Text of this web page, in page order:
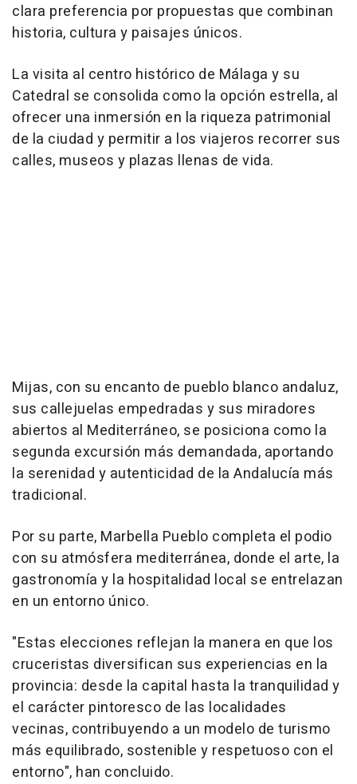
clara preferencia por propuestas que combinan
historia, cultura y paisajes únicos.
La visita al centro histórico de Málaga y su
Catedral se consolida como la opción estrella, al
ofrecer una inmersión en la riqueza patrimonial
de la ciudad y permitir a los viajeros recorrer sus
calles, museos y plazas llenas de vida.
Mijas, con su encanto de pueblo blanco andaluz,
sus callejuelas empedradas y sus miradores
abiertos al Mediterráneo, se posiciona como la
segunda excursión más demandada, aportando
la serenidad y autenticidad de la Andalucía más
tradicional.
Por su parte, Marbella Pueblo completa el podio
con su atmósfera mediterránea, donde el arte, la
gastronomía y la hospitalidad local se entrelazan
en un entorno único.
"Estas elecciones reflejan la manera en que los
cruceristas diversifican sus experiencias en la
provincia: desde la capital hasta la tranquilidad y
el carácter pintoresco de las localidades
vecinas, contribuyendo a un modelo de turismo
más equilibrado, sostenible y respetuoso con el
entorno", han concluido.